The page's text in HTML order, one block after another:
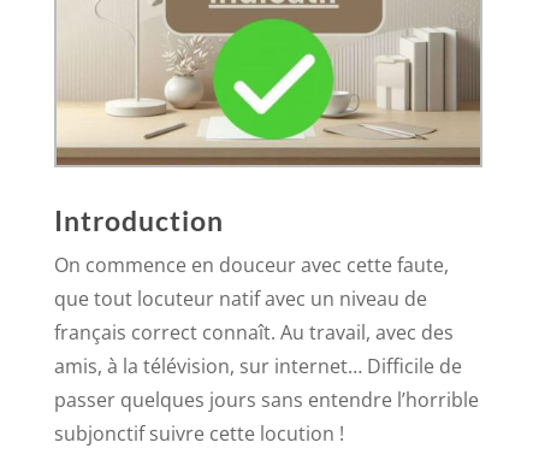
Introduction
On commence en douceur avec cette faute,
que tout locuteur natif avec un niveau de
français correct connaît. Au travail, avec des
amis, à la télévision, sur internet… Difficile de
passer quelques jours sans entendre l’horrible
subjonctif suivre cette locution !